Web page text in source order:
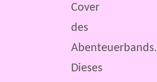
Cover
des
Abenteuerbands.
Dieses